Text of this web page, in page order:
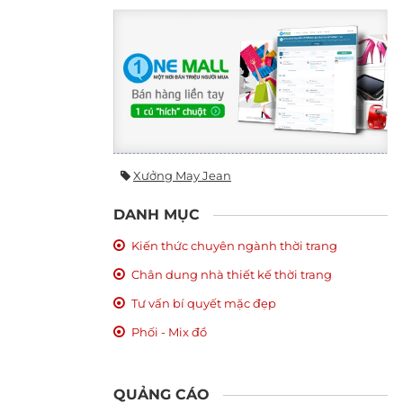
Xưởng May Jean
DANH MỤC
Kiến thức chuyên ngành thời trang
Chân dung nhà thiết kế thời trang
Tư vấn bí quyết mặc đẹp
Phối - Mix đồ
QUẢNG CÁO